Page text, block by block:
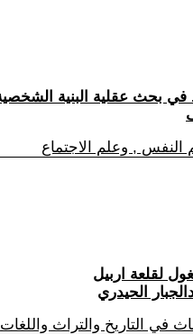
النفس , وعلم الاجتماع
الحيدري
في التاريخ والتراث واللغات